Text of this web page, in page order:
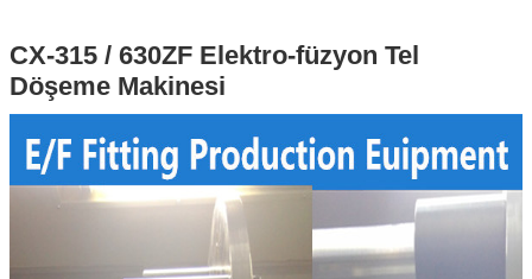
CX-315 / 630ZF Elektro-füzyon Tel
Döşeme Makinesi